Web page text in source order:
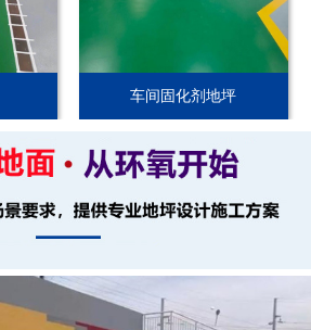
车间固化剂地坪